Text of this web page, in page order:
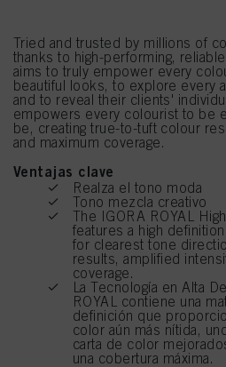
Tried and trusted by millions of
thanks to high-performing,
aims to truly empower every
beautiful looks, to explore every
and to reveal their clients'
empowers every colourist to be
be, creating true-to-tuft colour
and maximum coverage.
Ventajas clave
Realza el tono moda
Tono mezcla creativo
The IGORA ROYAL
features a high
for clearest tone
results, amplified
coverage.
La Tecnología en Alta
ROYAL contiene una
definición que
color aún más nítida,
carta de color
una cobertura máxima.